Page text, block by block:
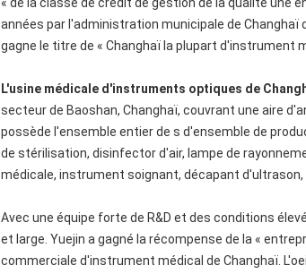
années par l'administration municipale de Changhaï
gagne le titre de « Changhaï la plupart d'instrument
L'usine médicale d'instruments optiques de
secteur de Baoshan, Changhaï, couvrant une aire
possède l'ensemble entier de s d'ensemble de
de stérilisation, disinfector d'air, lampe de
médicale, instrument soignant, décapant d'ultrason,
Avec une équipe forte de R&D et des conditions
et large. Yuejin a gagné la récompense de la «
commerciale d'instrument médical de Changhaï.